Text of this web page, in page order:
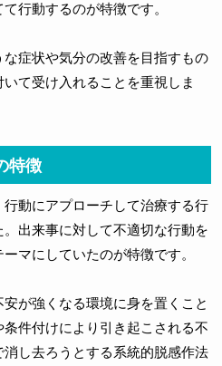
行動するのが特徴です。
症状や気分の改善を目指すもの
て受け入れることを重視しま
特徴
動にアプローチして治療する行
出来事に対して不適切な行動を
マにしていたのが特徴です。
が強くなる環境に身を置くこと
件付けにより引き起こされる不
し去ろうとする系統的脱感作法